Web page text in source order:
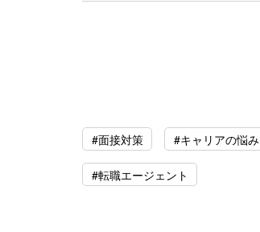
#面接対策 #キャリアの悩み
#転職エージェント